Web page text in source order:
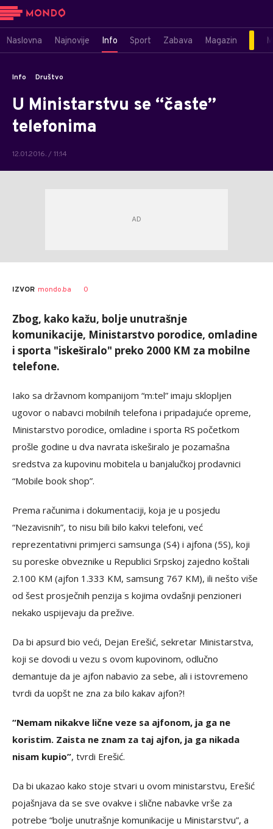
Naslovna Najnovije Info Sport Zabava Magazin
Info Društvo
U Ministarstvu se “časte”
telefonima
12.01.2016. / 11:14
IZVOR mondo.ba 0
Zbog, kako kažu, bolje unutrašnje
komunikacije, Ministarstvo porodice, omladine
i sporta "iskeširalo" preko 2000 KM za mobilne
telefone.
Iako sa državnom kompanijom “m:tel” imaju sklopljen
ugovor o nabavci mobilnih telefona i pripadajuće opreme,
Ministarstvo porodice, omladine i sporta RS početkom
prošle godine u dva navrata iskeširalo je pozamašna
sredstva za kupovinu mobitela u banjalučkoj prodavnici
“Mobile book shop”.
Prema računima i dokumentaciji, koja je u posjedu
“Nezavisnih”, to nisu bili bilo kakvi telefoni, već
reprezentativni primjerci samsunga (S4) i ajfona (5S), koji
su poreske obveznike u Republici Srpskoj zajedno koštali
2.100 KM (ajfon 1.333 KM, samsung 767 KM), ili nešto više
od šest prosječnih penzija s kojima ovdašnji penzioneri
nekako uspijevaju da prežive.
Da bi apsurd bio veći, Dejan Erešić, sekretar Ministarstva,
koji se dovodi u vezu s ovom kupovinom, odlučno
demantuje da je ajfon nabavio za sebe, ali i istovremeno
tvrdi da uopšt ne zna za bilo kakav ajfon?!
“Nemam nikakve lične veze sa ajfonom, ja ga ne
koristim. Zaista ne znam za taj ajfon, ja ga nikada
nisam kupio”, tvrdi Erešić.
Da bi ukazao kako stoje stvari u ovom ministarstvu, Erešić
pojašnjava da se sve ovakve i slične nabavke vrše za
potrebe “bolje unutrašnje komunikacije u Ministarstvu”, a